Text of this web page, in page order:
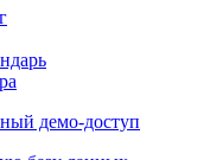
демо-доступ